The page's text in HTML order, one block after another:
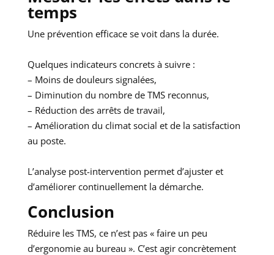
temps
Une prévention efficace se voit dans la durée.
Quelques indicateurs concrets à suivre :
– Moins de douleurs signalées,
– Diminution du nombre de TMS reconnus,
– Réduction des arrêts de travail,
– Amélioration du climat social et de la satisfaction
au poste.
L’analyse post-intervention permet d’ajuster et
d’améliorer continuellement la démarche.
Conclusion
Réduire les TMS, ce n’est pas « faire un peu
d’ergonomie au bureau ». C’est agir concrètement